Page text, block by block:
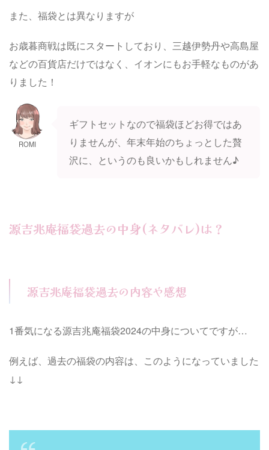
また、福袋とは異なりますが
お歳暮商戦は既にスタートしており、三越伊勢丹や高島屋
などの百貨店だけではなく、イオンにもお手軽なものがあ
りました！
ROMI
ギフトセットなので福袋ほどお得ではあ
りませんが、年末年始のちょっとした贅
沢に、というのも良いかもしれません♪
源吉兆庵福袋過去の中身(ネタバレ)は？
源吉兆庵福袋過去の内容や感想
1番気になる源吉兆庵福袋2024の中身についてですが…
例えば、過去の福袋の内容は、このようになっていました
↓↓